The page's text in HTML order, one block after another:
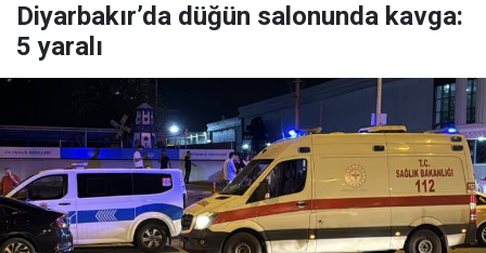
Diyarbakır’da düğün salonunda kavga:
5 yaralı